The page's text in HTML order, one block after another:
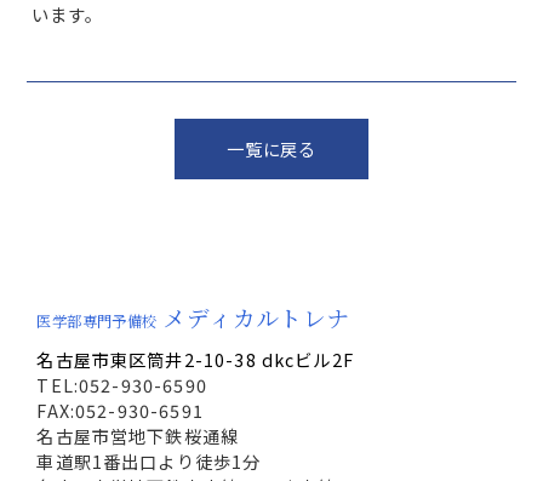
います。
一覧に戻る
医学部専門予備校 メディカルトレナ
名古屋市東区筒井2-10-38 dkcビル2F
TEL:052-930-6590
FAX:052-930-6591
名古屋市営地下鉄桜通線
車道駅1番出口より徒歩1分